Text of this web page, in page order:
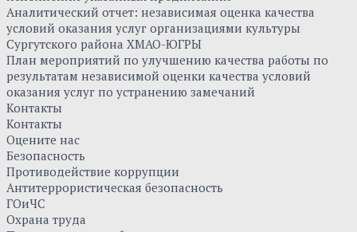
Аналитический отчет: независимая оценка качества
условий оказания услуг организациями культуры
Сургутского района ХМАО-ЮГРЫ
План мероприятий по улучшению качества работы по
результатам независимой оценки качества условий
оказания услуг по устранению замечаний
Контакты
Контакты
Оцените нас
Безопасность
Противодействие коррупции
Антитеррористическая безопасность
ГОиЧС
Охрана труда